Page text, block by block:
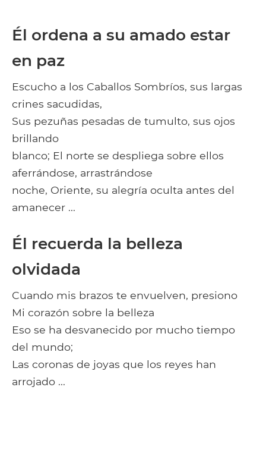
Él ordena a su amado estar
en paz
Escucho a los Caballos Sombríos, sus largas
crines sacudidas,
Sus pezuñas pesadas de tumulto, sus ojos
brillando
blanco; El norte se despliega sobre ellos
aferrándose, arrastrándose
noche, Oriente, su alegría oculta antes del
amanecer ...
Él recuerda la belleza
olvidada
Cuando mis brazos te envuelven, presiono
Mi corazón sobre la belleza
Eso se ha desvanecido por mucho tiempo
del mundo;
Las coronas de joyas que los reyes han
arrojado ...